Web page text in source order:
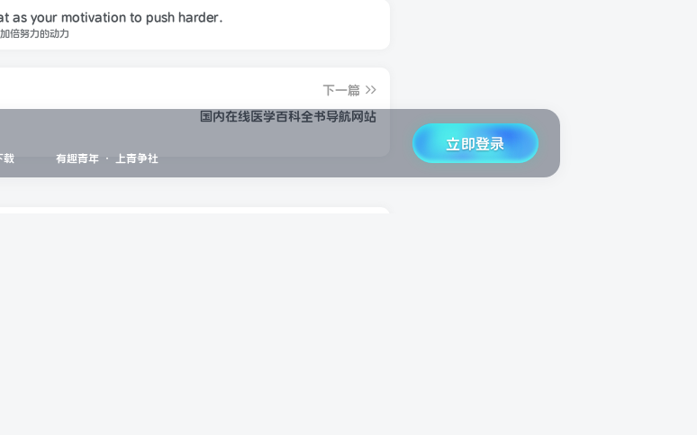
as your motivation to push harder.
倍努力的动力
下一篇
国内在线医学百科全书导航网站
载 有趣青年 · 上青争社
立即登录